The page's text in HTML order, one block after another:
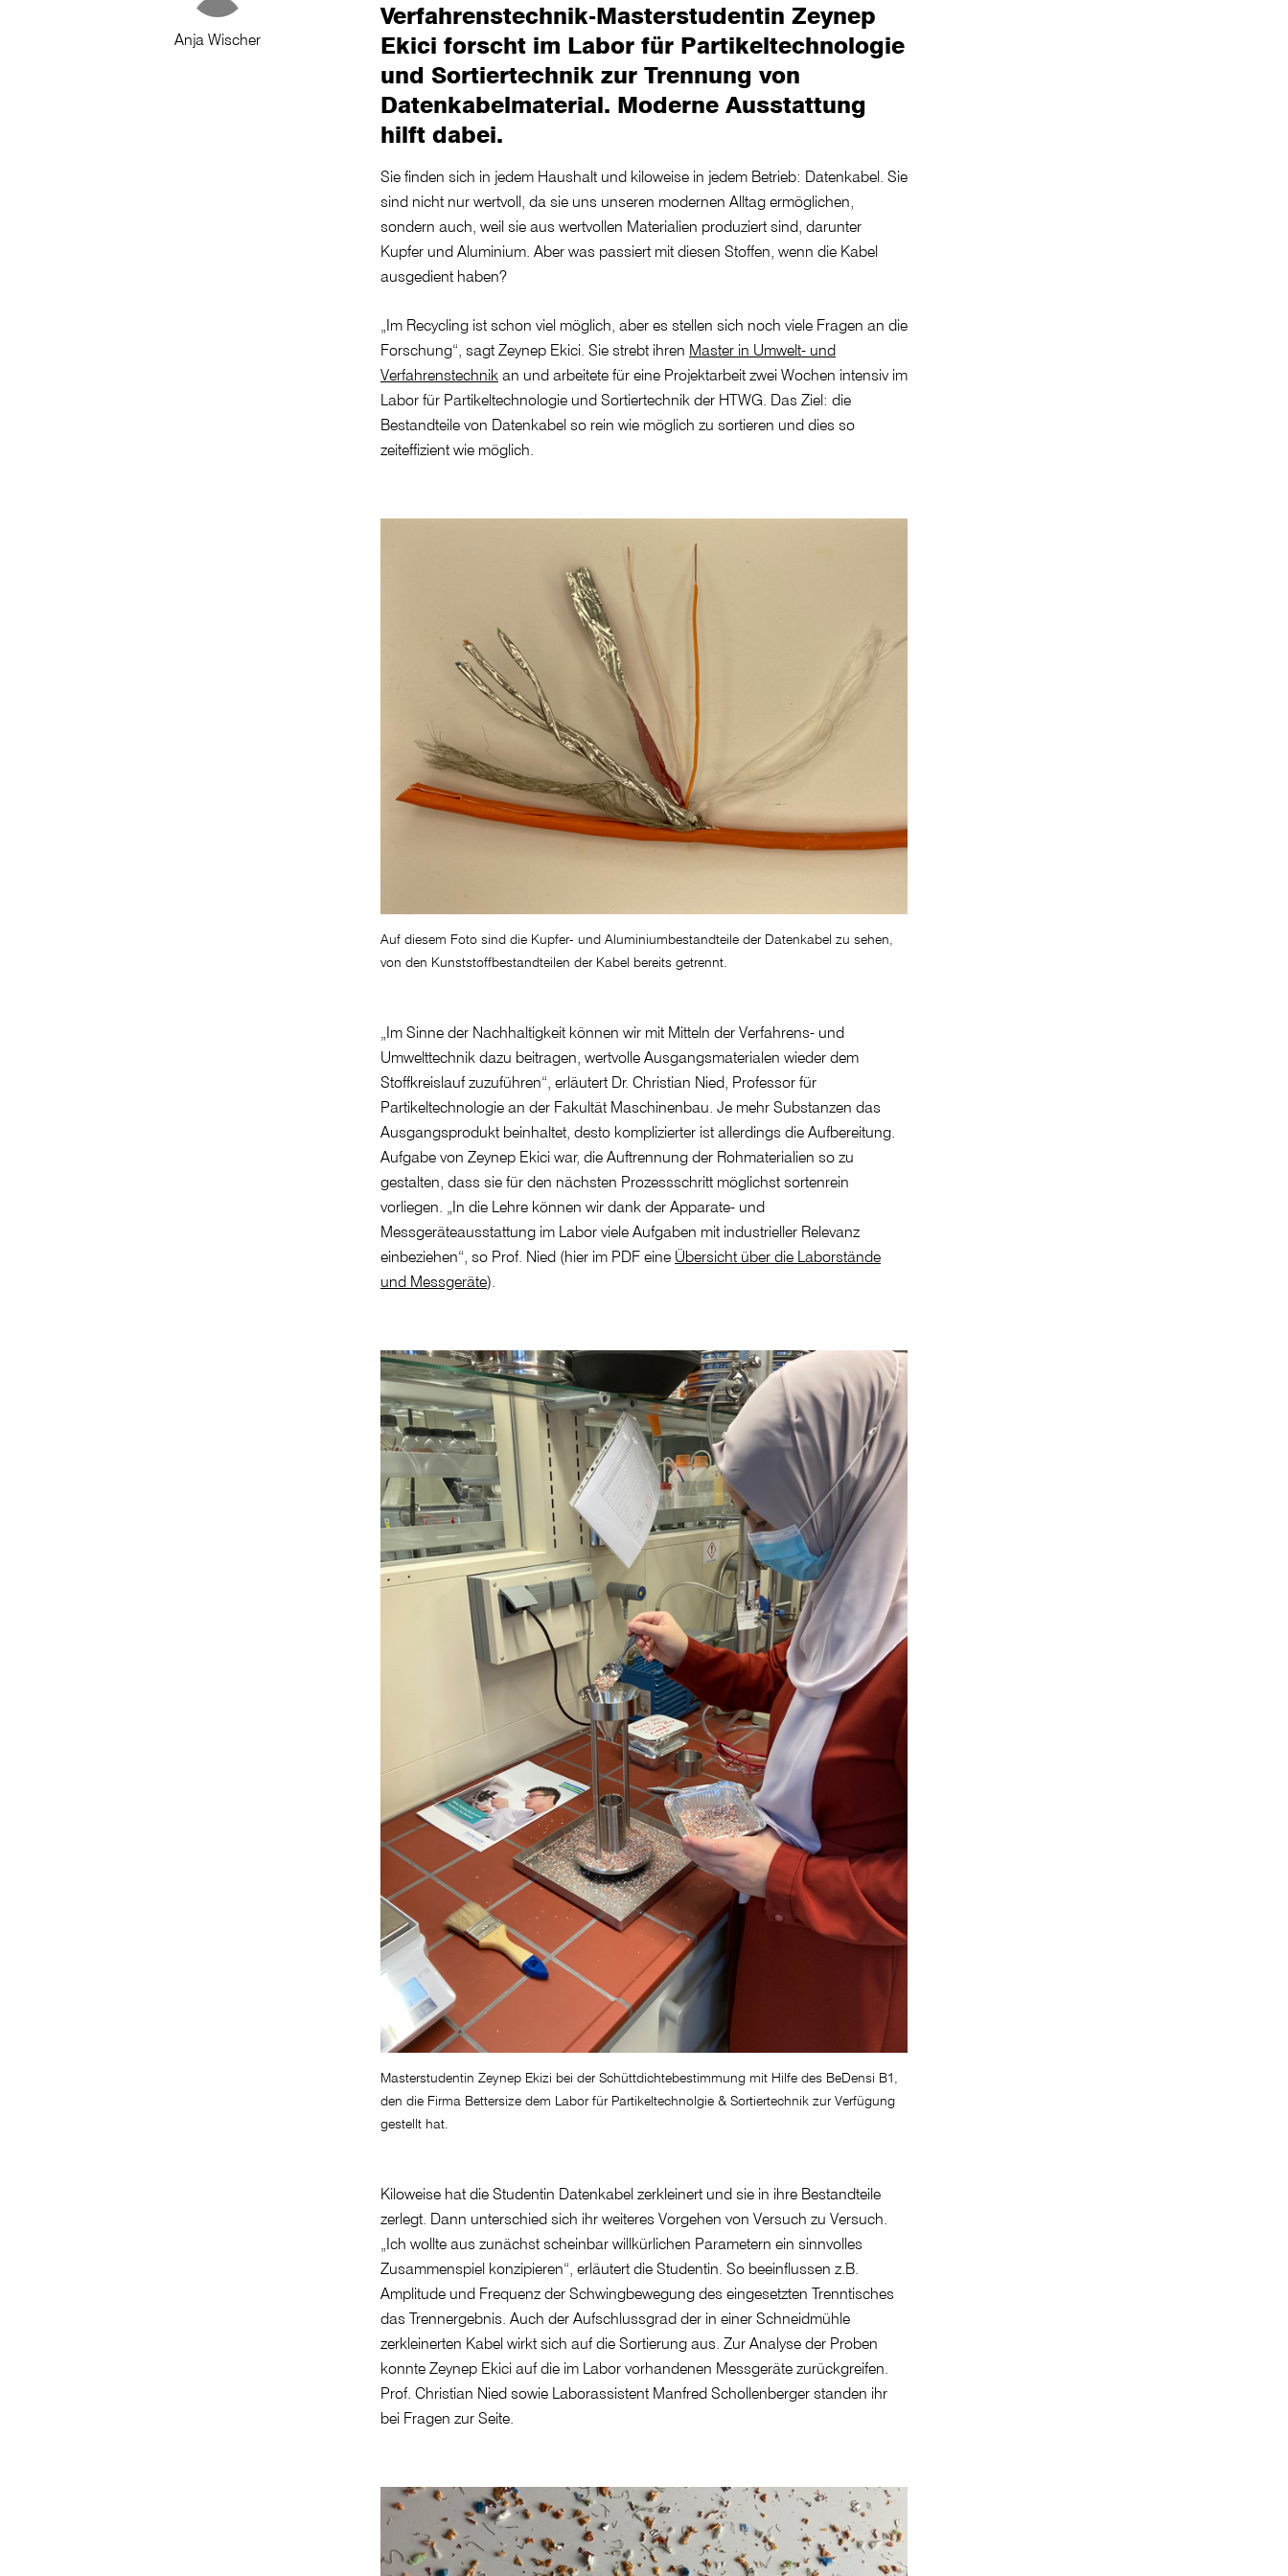
Anja Wischer
Verfahrenstechnik-Masterstudentin Zeynep
Ekici forscht im Labor für Partikeltechnologie
und Sortiertechnik zur Trennung von
Datenkabelmaterial. Moderne Ausstattung
hilft dabei.
Sie finden sich in jedem Haushalt und kiloweise in jedem Betrieb: Datenkabel. Sie
sind nicht nur wertvoll, da sie uns unseren modernen Alltag ermöglichen,
sondern auch, weil sie aus wertvollen Materialien produziert sind, darunter
Kupfer und Aluminium. Aber was passiert mit diesen Stoffen, wenn die Kabel
ausgedient haben?
„Im Recycling ist schon viel möglich, aber es stellen sich noch viele Fragen an die
Forschung“, sagt Zeynep Ekici. Sie strebt ihren Master in Umwelt- und
Verfahrenstechnik an und arbeitete für eine Projektarbeit zwei Wochen intensiv im
Labor für Partikeltechnologie und Sortiertechnik der HTWG. Das Ziel: die
Bestandteile von Datenkabel so rein wie möglich zu sortieren und dies so
zeiteffizient wie möglich.
Auf diesem Foto sind die Kupfer- und Aluminiumbestandteile der Datenkabel zu sehen,
von den Kunststoffbestandteilen der Kabel bereits getrennt.
„Im Sinne der Nachhaltigkeit können wir mit Mitteln der Verfahrens- und
Umwelttechnik dazu beitragen, wertvolle Ausgangsmaterialen wieder dem
Stoffkreislauf zuzuführen“, erläutert Dr. Christian Nied, Professor für
Partikeltechnologie an der Fakultät Maschinenbau. Je mehr Substanzen das
Ausgangsprodukt beinhaltet, desto komplizierter ist allerdings die Aufbereitung.
Aufgabe von Zeynep Ekici war, die Auftrennung der Rohmaterialien so zu
gestalten, dass sie für den nächsten Prozessschritt möglichst sortenrein
vorliegen. „In die Lehre können wir dank der Apparate- und
Messgeräteausstattung im Labor viele Aufgaben mit industrieller Relevanz
einbeziehen“, so Prof. Nied (hier im PDF eine Übersicht über die Laborstände
und Messgeräte).
Masterstudentin Zeynep Ekizi bei der Schüttdichtebestimmung mit Hilfe des BeDensi B1,
den die Firma Bettersize dem Labor für Partikeltechnolgie & Sortiertechnik zur Verfügung
gestellt hat.
Kiloweise hat die Studentin Datenkabel zerkleinert und sie in ihre Bestandteile
zerlegt. Dann unterschied sich ihr weiteres Vorgehen von Versuch zu Versuch.
„Ich wollte aus zunächst scheinbar willkürlichen Parametern ein sinnvolles
Zusammenspiel konzipieren“, erläutert die Studentin. So beeinflussen z.B.
Amplitude und Frequenz der Schwingbewegung des eingesetzten Trenntisches
das Trennergebnis. Auch der Aufschlussgrad der in einer Schneidmühle
zerkleinerten Kabel wirkt sich auf die Sortierung aus. Zur Analyse der Proben
konnte Zeynep Ekici auf die im Labor vorhandenen Messgeräte zurückgreifen.
Prof. Christian Nied sowie Laborassistent Manfred Schollenberger standen ihr
bei Fragen zur Seite.